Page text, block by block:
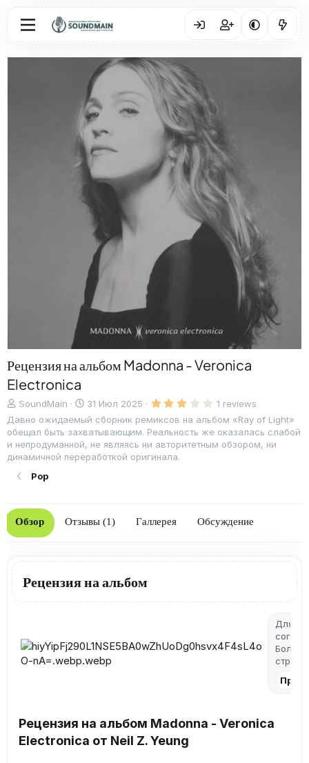
Рецензия на альбом Madonna - Veronica
Electronica
Д
е
о
SoundMain
C
r
e
t
31 Июл 2025
3
0
0
з
в
1 reviews
Давно ожидаемый сборник ремиксов на альбом «Ray of Light»
обещал быть захватывающим. Реальность же оказалась слабой
и непродуманной, не являясь ни авторитетным обзором, ни
динамичной переработкой оригинала.
Pop
Обзор Отзывы (1) Галлерея Обсуждение
Рецензия на альбом
Для
Более
Рецензия на альбом Madonna - Veronica
Electronica от Neil Z. Yeung